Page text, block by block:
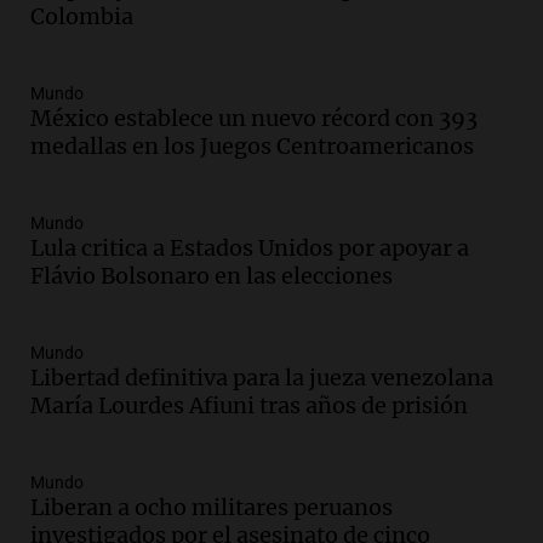
Panorama Federal
y llega avión para escuelas de la décima
brigada aérea
Panorama Federal
Audio.
como enfermedad laboral tras la muerte
de un docente
Audio. Aumento de tarifas de luz en San
Luis a partir de agosto por nueva
regulación de la energía
Episodios
Audio.Gabriela Irrazábal: “Un 35,5% de
Colombia
Mundo
México establece un nuevo récord con 393
medallas en los Juegos Centroamericanos
Mundo
Lula critica a Estados Unidos por apoyar a
Flávio Bolsonaro en las elecciones
Mundo
Libertad definitiva para la jueza venezolana
María Lourdes Afiuni tras años de prisión
Mundo
Liberan a ocho militares peruanos
investigados por el asesinato de cinco